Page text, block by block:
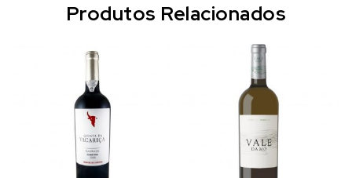
Produtos Relacionados